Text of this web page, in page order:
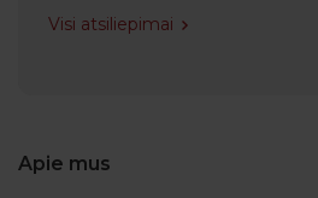
Visi atsiliepimai
Apie mus